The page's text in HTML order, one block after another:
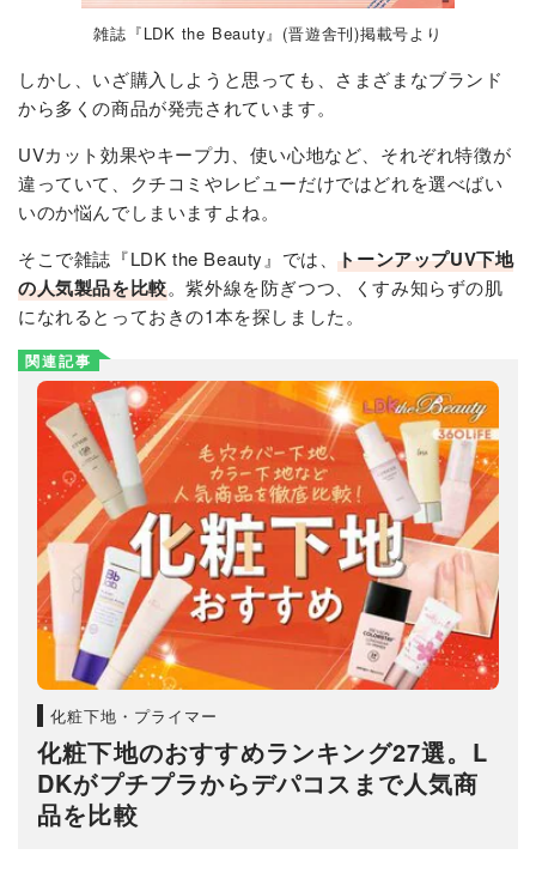
雑誌『LDK the Beauty』(晋遊舎刊)掲載号より
しかし、いざ購入しようと思っても、さまざまなブランド
から多くの商品が発売されています。
UVカット効果やキープ力、使い心地など、それぞれ特徴が
違っていて、クチコミやレビューだけではどれを選べばい
いのか悩んでしまいますよね。
そこで雑誌『LDK the Beauty』では、トーンアップUV下地
の人気製品を比較。紫外線を防ぎつつ、くすみ知らずの肌
になれるとっておきの1本を探しました。
関連記事
化粧下地・プライマー
化粧下地のおすすめランキング27選。L
DKがプチプラからデパコスまで人気商
品を比較